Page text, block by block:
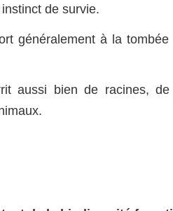
de survie.
généralement à la
aussi bien de racines, de